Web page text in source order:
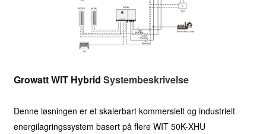
Growatt WIT HybridSystembeskrivelse
Denne løsningen er et skalerbart kommersielt og industrielt
energilagringssystem basert på flere WIT 50K-XHU